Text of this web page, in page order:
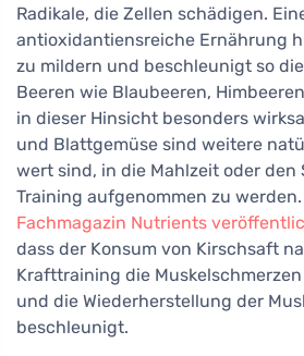
Radikale, die Zellen schädigen.
antioxidantiensreiche Ernährung
zu mildern und beschleunigt so
Beeren wie Blaubeeren,
in dieser Hinsicht besonders
und Blattgemüse sind weitere
wert sind, in die Mahlzeit oder den
Training aufgenommen zu
Fachmagazin Nutrients
dass der Konsum von Kirschsaft
Krafttraining die
und die Wiederherstellung der
beschleunigt.